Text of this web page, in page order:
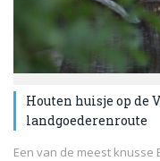
Houten huisje op de
landgoederenroute
Een van de meest knusse